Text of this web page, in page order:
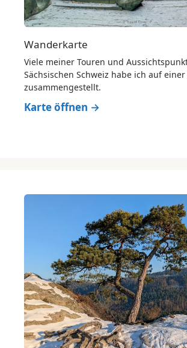
Wanderkarte
Viele meiner Touren und
Sächsischen Schweiz habe ich auf
zusammengestellt.
Karte öffnen →